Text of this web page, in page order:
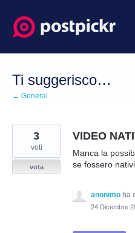
Salta
al
contenuto
Ti suggerisco…
← General
VIDEO
Manca la
se fossero
3
voti
vota
anonimo ha
24 Dicembre